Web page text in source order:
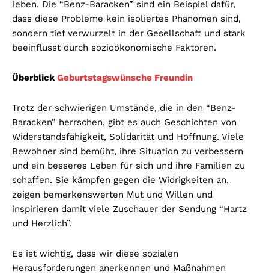
leben. Die “Benz-Baracken” sind ein Beispiel dafür,
dass diese Probleme kein isoliertes Phänomen sind,
sondern tief verwurzelt in der Gesellschaft und stark
beeinflusst durch sozioökonomische Faktoren.
Überblick Geburtstagswünsche Freundin
Trotz der schwierigen Umstände, die in den “Benz-
Baracken” herrschen, gibt es auch Geschichten von
Widerstandsfähigkeit, Solidarität und Hoffnung. Viele
Bewohner sind bemüht, ihre Situation zu verbessern
und ein besseres Leben für sich und ihre Familien zu
schaffen. Sie kämpfen gegen die Widrigkeiten an,
zeigen bemerkenswerten Mut und Willen und
inspirieren damit viele Zuschauer der Sendung “Hartz
und Herzlich”.
Es ist wichtig, dass wir diese sozialen
Herausforderungen anerkennen und Maßnahmen